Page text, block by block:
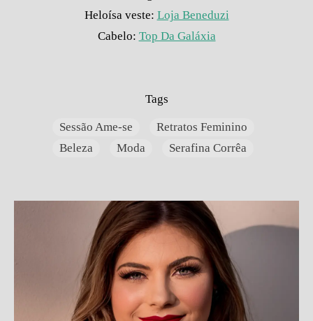
Heloísa veste: Loja Beneduzi
Cabelo: Top Da Galáxia
Tags
Sessão Ame-se
Retratos Feminino
Beleza
Moda Serafina Corrêa